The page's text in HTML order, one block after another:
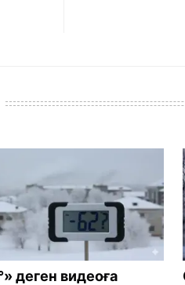
деген видеоға